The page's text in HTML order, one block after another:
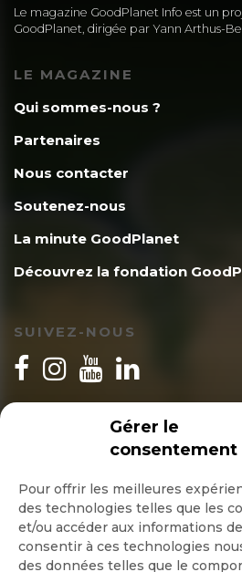
Gérer le
consentement
Pour offrir les meilleures
des technologies telles que les
et/ou accéder aux informations
consentir à ces technologies
des données telles que le
Le magazine GoodPlanet Info est un
GoodPlanet, dirigée par Yann Arthus-
LE MAGAZINE
Qui sommes-nous ?
Partenaires
Nous contacter
Soutenez-nous
La minute GoodPlanet
Découvrez la fondation
SUIVEZ-NOUS
INSCRIPTION
Quotidienne
Hebdo